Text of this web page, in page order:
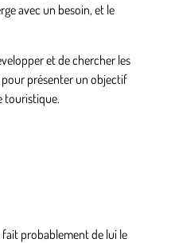
avec un besoin, et le
et de chercher les
pour présenter un objectif
touristique.
fait probablement de lui le